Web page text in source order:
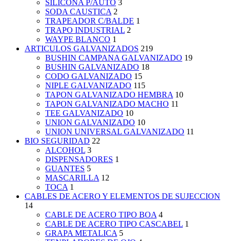
SILICONA P/AUTO 3
SODA CAUSTICA 2
TRAPEADOR C/BALDE 1
TRAPO INDUSTRIAL 2
WAYPE BLANCO 1
ARTICULOS GALVANIZADOS 219
BUSHIN CAMPANA GALVANIZADO 19
BUSHIN GALVANIZADO 18
CODO GALVANIZADO 15
NIPLE GALVANIZADO 115
TAPON GALVANIZADO HEMBRA 10
TAPON GALVANIZADO MACHO 11
TEE GALVANIZADO 10
UNION GALVANIZADO 10
UNION UNIVERSAL GALVANIZADO 11
BIO SEGURIDAD 22
ALCOHOL 3
DISPENSADORES 1
GUANTES 5
MASCARILLA 12
TOCA 1
CABLES DE ACERO Y ELEMENTOS DE SUJECCION
14
CABLE DE ACERO TIPO BOA 4
CABLE DE ACERO TIPO CASCABEL 1
GRAPA METALICA 5